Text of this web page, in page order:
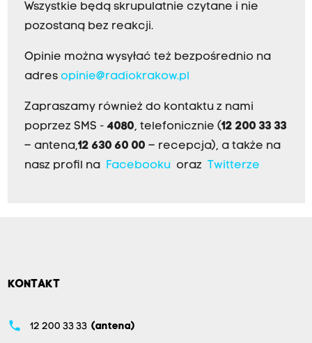
Wszystkie będą skrupulatnie czytane i nie
pozostaną bez reakcji.
Opinie można wysyłać też bezpośrednio na
adres opinie@radiokrakow.pl
Zapraszamy również do kontaktu z nami
poprzez SMS - 4080, telefonicznie (12 200 33 33
– antena,12 630 60 00 – recepcja), a także na
nasz profil na
Facebookuoraz Twitterze
KONTAKT
phone 12 200 33 33 (antena)